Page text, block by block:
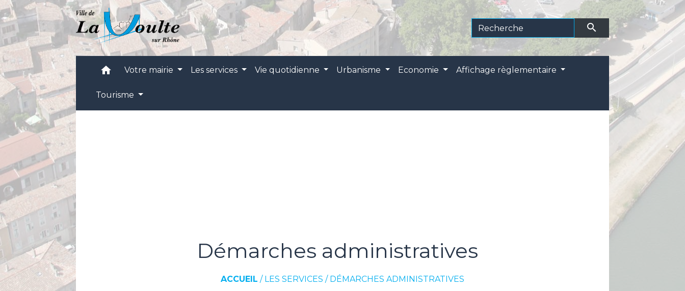
search
home Votre mairie Les services Vie quotidienne Urbanisme Economie Affichage règlementaire
Tourisme
Démarches administratives
ACCUEIL / LES SERVICES / DÉMARCHES ADMINISTRATIVES